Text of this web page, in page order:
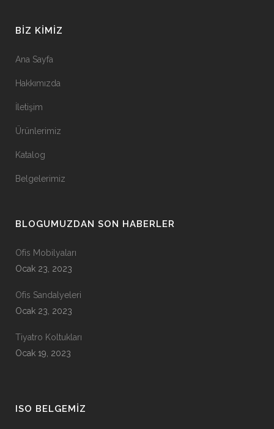
BIZ KIMIZ
Ana Sayfa
Hakkımızda
İletişim
Ürünlerimiz
Katalog
Belgelerimiz
BLOGUMUZDAN SON HABERLER
Ofis Mobilyaları
Ocak 23, 2023
Ofis Sandalyeleri
Ocak 23, 2023
Tiyatro Koltukları
Ocak 19, 2023
ISO BELGEMIZ